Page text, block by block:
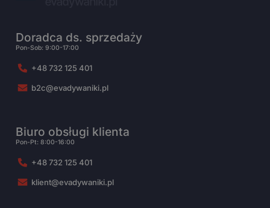
Doradca ds. sprzedaży
Pon-Sob: 9:00-17:00
+48 732 125 401
b2c@evadywaniki.pl
Biuro obsługi klienta
Pon-Pt: 8:00-16:00
+48 732 125 401
klient@evadywaniki.pl